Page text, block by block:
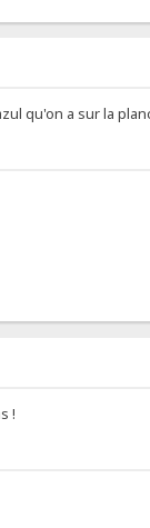
qu'on a sur la
!